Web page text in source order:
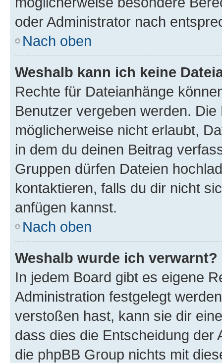
oder Administrator nach
Nach oben
Weshalb kann ich keine
Rechte für Dateianhänge
Benutzer vergeben werden.
möglicherweise nicht erlaubt,
in dem du deinen Beitrag
Gruppen dürfen Dateien
kontaktieren, falls du dir nicht
anfügen kannst.
Nach oben
Weshalb wurde ich verwarnt?
In jedem Board gibt es eigene
Administration festgelegt
verstoßen hast, kann sie dir
dass dies die Entscheidung der
die phpBB Group nichts mit